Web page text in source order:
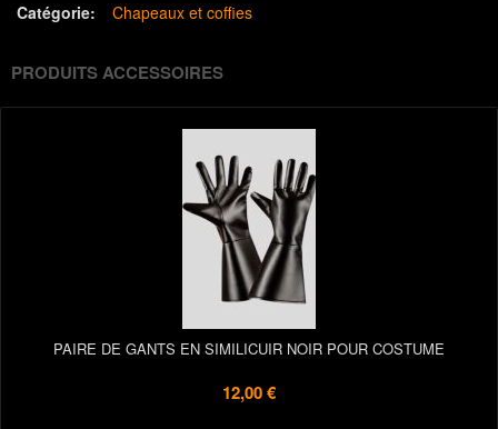
Catégorie: Chapeaux et coffies
PRODUITS ACCESSOIRES
PAIRE DE GANTS EN SIMILICUIR NOIR POUR COSTUME
12,00 €